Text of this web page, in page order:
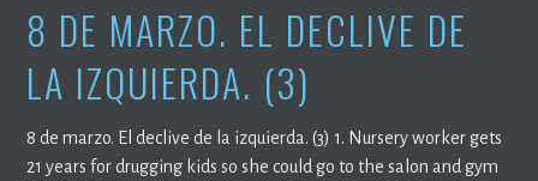
8 DE MARZO. EL DECLIVE DE
LA IZQUIERDA. (3)
8 de marzo. El declive de la izquierda. (3) 1. Nursery worker gets
21 years for drugging kids so she could go to the salon and gym